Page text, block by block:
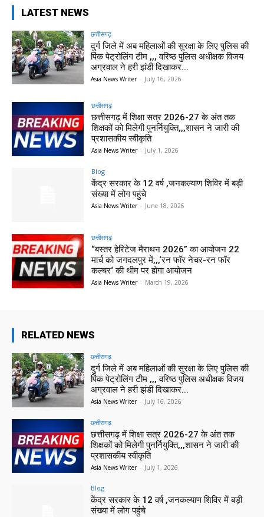
LATEST NEWS
छत्तीसगढ़
दुर्ग जिले में अब महिलाओं की सुरक्षा के लिए पुलिस की
पिंक पेट्रोलिंग टीम ,,, वरिष्ठ पुलिस अधीक्षक विजय
अग्रवाल ने हरी झंडी दिखाकर...
Asia News Writer - July 16, 2026
छत्तीसगढ़
छत्तीसगढ़ में शिक्षा सत्र 2026-27 के अंत तक
शिक्षकों को मिलेगी पुनर्नियुक्ति,,,शासन ने जारी की
प्रशासकीय स्वीकृति
Asia News Writer - July 1, 2026
Blog
केंद्र सरकार के 12 वर्ष ,जनकल्याण शिविर में बड़ी
संख्या में लोग पहुंचे
Asia News Writer - June 18, 2026
छत्तीसगढ़
“बस्तर हेरिटेज मैराथन 2026” का आयोजन 22
मार्च को जगदलपुर में,,,‘रन फॉर नेचर-रन फॉर
कल्चर‘ की थीम पर होगा आयोजन
Asia News Writer - March 19, 2026
RELATED NEWS
छत्तीसगढ़
दुर्ग जिले में अब महिलाओं की सुरक्षा के लिए पुलिस की
पिंक पेट्रोलिंग टीम ,,, वरिष्ठ पुलिस अधीक्षक विजय
अग्रवाल ने हरी झंडी दिखाकर...
Asia News Writer - July 16, 2026
छत्तीसगढ़
छत्तीसगढ़ में शिक्षा सत्र 2026-27 के अंत तक
शिक्षकों को मिलेगी पुनर्नियुक्ति,,,शासन ने जारी की
प्रशासकीय स्वीकृति
Asia News Writer - July 1, 2026
Blog
केंद्र सरकार के 12 वर्ष ,जनकल्याण शिविर में बड़ी
संख्या में लोग पहुंचे